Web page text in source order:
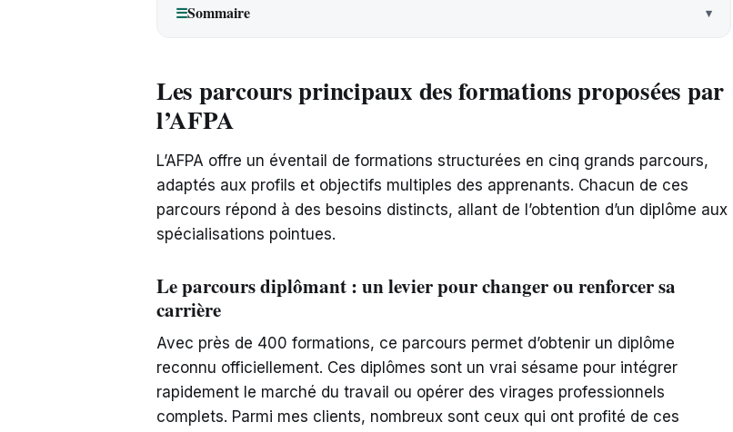
☰Sommaire
Les parcours principaux des formations proposées par
l’AFPA
L’AFPA offre un éventail de formations structurées en cinq grands parcours,
adaptés aux profils et objectifs multiples des apprenants. Chacun de ces
parcours répond à des besoins distincts, allant de l’obtention d’un diplôme aux
spécialisations pointues.
Le parcours diplômant : un levier pour changer ou renforcer sa
carrière
Avec près de 400 formations, ce parcours permet d’obtenir un diplôme
reconnu officiellement. Ces diplômes sont un vrai sésame pour intégrer
rapidement le marché du travail ou opérer des virages professionnels
complets. Parmi mes clients, nombreux sont ceux qui ont profité de ces